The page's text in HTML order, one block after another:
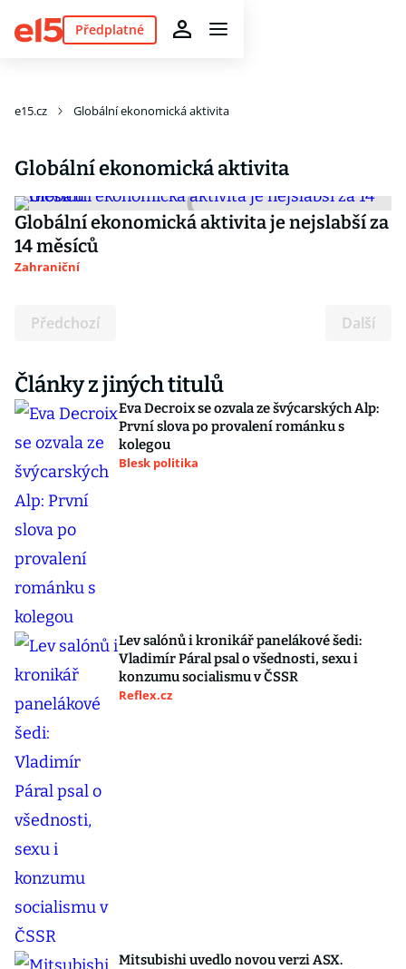
Předplatné
e15.cz Globální ekonomická aktivita
Globální ekonomická aktivita
Globální ekonomická aktivita je nejslabší za
14 měsíců
Zahraniční
Předchozí Další
Články z jiných titulů
Eva Decroix se ozvala ze švýcarských Alp:
První slova po provalení románku s
kolegou
Blesk politika
Lev salónů i kronikář panelákové šedi:
Vladimír Páral psal o všednosti, sexu i
konzumu socialismu v ČSSR
Reflex.cz
Mitsubishi uvedlo novou verzi ASX.